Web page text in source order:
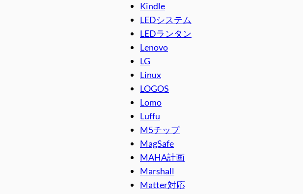
Kindle
LEDシステム
LEDランタン
Lenovo
LG
Linux
LOGOS
Lomo
Luffu
M5チップ
MagSafe
MAHA計画
Marshall
Matter対応